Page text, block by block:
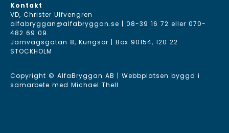
Kontakt
VD, Christer Ulfvengren
alfabryggan@alfabryggan.se | 08-39 16 72 eller 070-
482 69 09.
Järnvägsgatan 8, Kungsör | Box 90154, 120 22
STOCKHOLM
Copyright © AlfaBryggan AB | Webbplatsen byggd i
samarbete med Michael Thell